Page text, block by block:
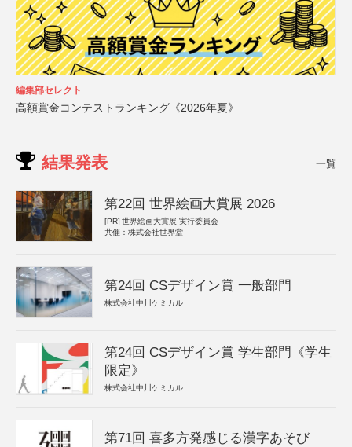
編集部セレクト
高額賞金コンテストランキング《2026年夏》
結果発表 一覧
第22回 世界絵画大賞展 2026
[PR] 世界絵画大賞展 実行委員会
共催：株式会社世界堂
第24回 CSデザイン賞 一般部門
株式会社中川ケミカル
第24回 CSデザイン賞 学生部門《学生
限定》
株式会社中川ケミカル
第71回 喜多方発感じる漢字あそび